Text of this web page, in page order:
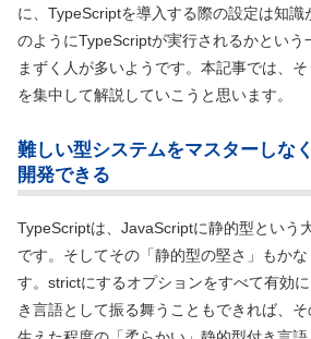
に、TypeScriptを導入する際の設定は知
のようにTypeScriptが実行されるかという
まずく人が多いようです。本記事では、
を集中して解説していこうと思います。
難しい型システムをマスターしな
開発できる
TypeScriptは、JavaScriptに静的型という
です。そしてその「静的型の堅さ」もか
す。strictにするオプションをすべて有効
き言語として振る舞うこともできれば、